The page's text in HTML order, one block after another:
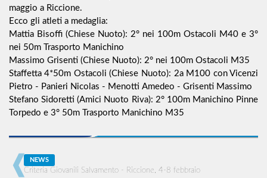
maggio a Riccione.
Ecco gli atleti a medaglia:
Mattia Bisoffi (Chiese Nuoto): 2° nei 100m Ostacoli M40 e 3°
nei 50m Trasporto Manichino
Massimo Grisenti (Chiese Nuoto): 2° nei 100m Ostacoli M35
Staffetta 4*50m Ostacoli (Chiese Nuoto): 2a M100 con Vicenzi
Pietro - Panieri Nicolas - Menotti Amedeo - Grisenti Massimo
Stefano Sidoretti (Amici Nuoto Riva): 2° 100m Manichino Pinne
Torpedo e 3° 50m Trasporto Manichino M35
NEWS
Criteria Giovanili Salvamento - Riccione, 4-8 febbraio